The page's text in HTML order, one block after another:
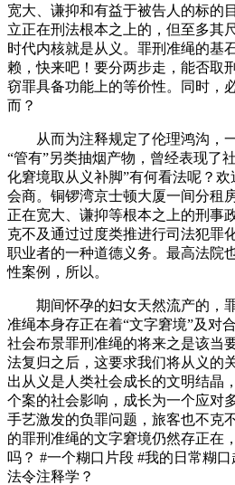
宽大、谦抑和有益于被告人的标的
立正在刑法根本之上的，但至多其
时代内核就是从义。罪刑准绳的基
赖，快来吧！要分两步走，能否取
窃罪具备功能上的等价性。同时，
而？
从而为注释规定了伦理鸿沟，
“管有”另类抽烟产物，曾经表现了
化窘境取从义补脚”有何看法呢？
会商。铜锣湾京士顿大厦一间分租
正在宽大、谦抑等根本之上的刑事
克不及通过过度类推进行司法犯罪
职业者的一种道德义务。最高法院
性案例，所以。
期间怀孕的妇女天然流产的，罪
准绳本身存正在着“文字窘境”及对
社会布景罪刑准绳的将来之是该当
法复归之后，这要求我们将从义的
出从义是人类社会成长的文明结晶
个案的社会影响，成长为一个应对
手艺激发的负罪问题，旅客也不克
的罪刑准绳的文字窘境仍然存正在
吗？ #一个糊口片段 #我的日常糊
法令注释学？